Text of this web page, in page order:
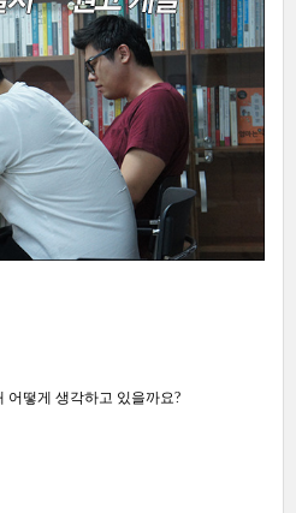
어떻게 생각하고 있을까요?